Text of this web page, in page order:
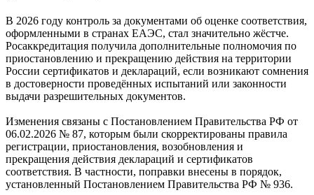
В 2026 году контроль за документами об оценке соответствия,
оформленными в странах ЕАЭС, стал значительно жёстче.
Росаккредитация получила дополнительные полномочия по
приостановлению и прекращению действия на территории
России сертификатов и деклараций, если возникают сомнения
в достоверности проведённых испытаний или законности
выдачи разрешительных документов.
Изменения связаны с Постановлением Правительства РФ от
06.02.2026 № 87, которым были скорректированы правила
регистрации, приостановления, возобновления и
прекращения действия деклараций и сертификатов
соответствия. В частности, поправки внесены в порядок,
установленный Постановлением Правительства РФ № 936.